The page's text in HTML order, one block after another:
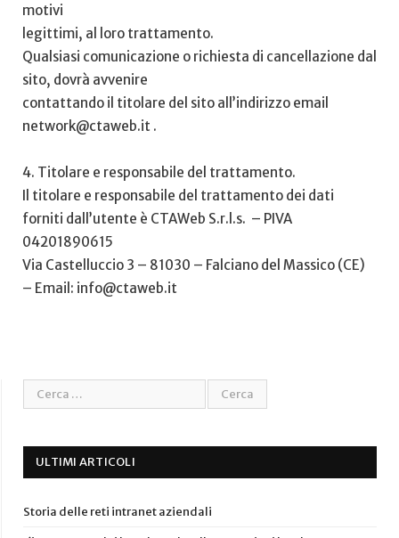
motivi
legittimi, al loro trattamento.
Qualsiasi comunicazione o richiesta di cancellazione dal
sito, dovrà avvenire
contattando il titolare del sito all’indirizzo email
network@ctaweb.it .
4. Titolare e responsabile del trattamento.
Il titolare e responsabile del trattamento dei dati
forniti dall’utente è CTAWeb S.r.l.s. – PIVA
04201890615
Via Castelluccio 3 – 81030 – Falciano del Massico (CE)
– Email: info@ctaweb.it
ULTIMI ARTICOLI
Storia delle reti intranet aziendali